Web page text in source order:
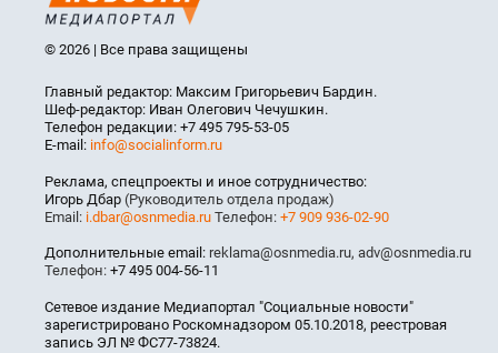
© 2026 | Все права защищены
Главный редактор: Максим Григорьевич Бардин.
Шеф-редактор: Иван Олегович Чечушкин.
Телефон редакции: +7 495 795-53-05
E-mail: info@socialinform.ru
Реклама, спецпроекты и иное сотрудничество:
Игорь Дбар (Руководитель отдела продаж)
Email: i.dbar@osnmedia.ru Телефон: +7 909 936-02-90
Дополнительные email: reklama@osnmedia.ru, adv@osnmedia.ru
Телефон: +7 495 004-56-11
Сетевое издание Медиапортал "Социальные новости"
зарегистрировано Роскомнадзором 05.10.2018, реестровая
запись ЭЛ № ФС77-73824.